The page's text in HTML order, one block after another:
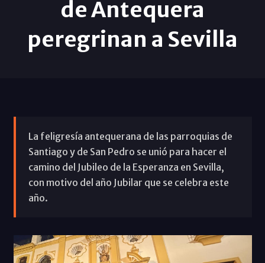
de Antequera
peregrinan a Sevilla
La feligresía antequerana de las parroquias de
Santiago y de San Pedro se unió para hacer el
camino del Jubileo de la Esperanza en Sevilla,
con motivo del año Jubilar que se celebra este
año.